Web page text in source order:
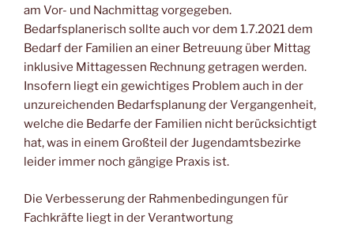
am Vor- und Nachmittag vorgegeben.
Bedarfsplanerisch sollte auch vor dem 1.7.2021 dem
Bedarf der Familien an einer Betreuung über Mittag
inklusive Mittagessen Rechnung getragen werden.
Insofern liegt ein gewichtiges Problem auch in der
unzureichenden Bedarfsplanung der Vergangenheit,
welche die Bedarfe der Familien nicht berücksichtigt
hat, was in einem Großteil der Jugendamtsbezirke
leider immer noch gängige Praxis ist.
Die Verbesserung der Rahmenbedingungen für
Fachkräfte liegt in der Verantwortung